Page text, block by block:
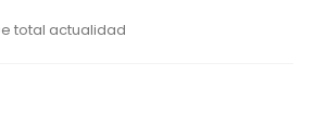
total actualidad